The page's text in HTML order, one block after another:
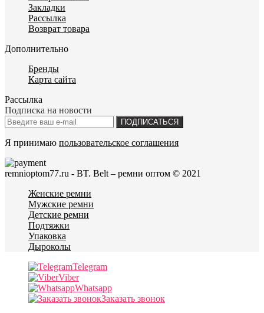
Закладки
Рассылка
Возврат товара
Дополнительно
Бренды
Карта сайта
Рассылка
Подписка на новости
ПОДПИСАТЬСЯ
Я принимаю пользовательское соглашения
remnioptom77.ru - BT. Belt – ремни оптом © 2021
Женские ремни
Мужские ремни
Детские ремни
Подтяжки
Упаковка
Дыроколы
Telegram
Viber
Whatsapp
Заказать звонок